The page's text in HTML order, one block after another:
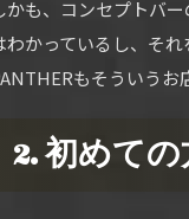
かも、コンセプトバ
わかっているし、そ
もそういうお
2. 初めて